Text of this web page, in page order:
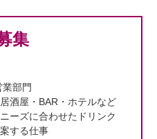
集
部門
酒屋・BAR・ホテルなど
ーズに合わせたドリンク
する仕事